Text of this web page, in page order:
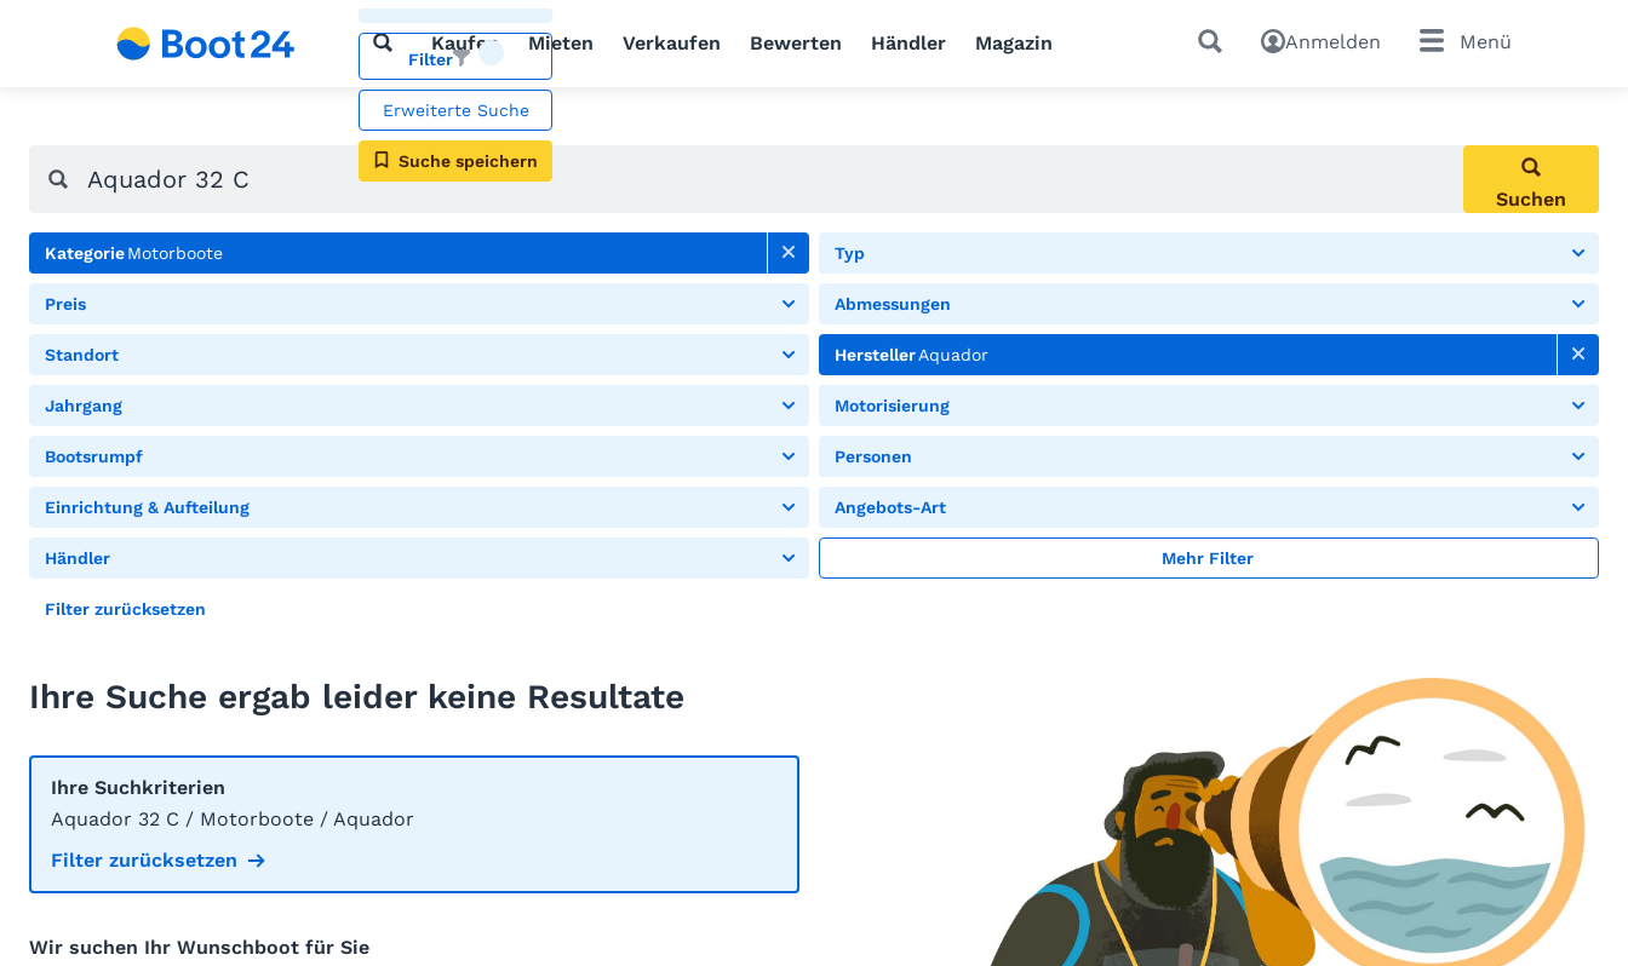
Kaufen Mieten Verkaufen Bewerten Händler Magazin Anmelden Menü
Filter
Erweiterte Suche
Suche speichern
Suchen
KategorieMotorboote Typ
Preis Abmessungen
Standort HerstellerAquador
Jahrgang Motorisierung
Bootsrumpf Personen
Einrichtung & Aufteilung Angebots-Art
Händler Mehr Filter
Filter zurücksetzen
Ihre Suche ergab leider keine Resultate
Ihre Suchkriterien
Aquador 32 C / Motorboote / Aquador
Filter zurücksetzen
Wir suchen Ihr Wunschboot für Sie